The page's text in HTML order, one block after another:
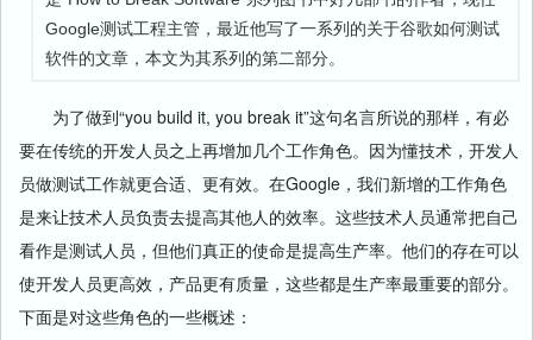
Google测试工程主管，最近他写了一系列的关于谷歌如何测试
软件的文章，本文为其系列的第二部分。
为了做到“you build it, you break it”这句名言所说的那样，有必
要在传统的开发人员之上再增加几个工作角色。因为懂技术，开发人
员做测试工作就更合适、更有效。在Google，我们新增的工作角色
是来让技术人员负责去提高其他人的效率。这些技术人员通常把自己
看作是测试人员，但他们真正的使命是提高生产率。他们的存在可以
使开发人员更高效，产品更有质量，这些都是生产率最重要的部分。
下面是对这些角色的一些概述：